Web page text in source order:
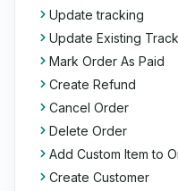
Update tracking
Update Existing
Mark Order As Paid
Create Refund
Cancel Order
Delete Order
Add Custom Item to
Create Customer